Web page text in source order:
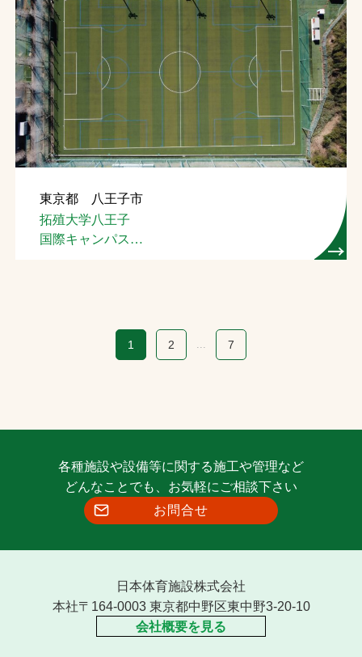
東京都 八王子市
拓殖大学八王子
国際キャンパス
1 2 ... 7
各種施設や設備等に関する施工や管理など
どんなことでも、お気軽にご相談下さい
お問合せ
日本体育施設株式会社
本社〒164-0003 東京都中野区東中野3-20-10
会社概要を見る